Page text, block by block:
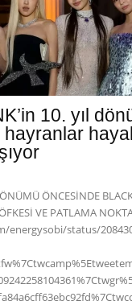
10. yıl
hayal
ÖNCESİNDE
VE PATLAMA
status/